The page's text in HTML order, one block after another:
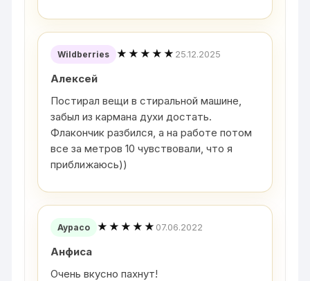
Wildberries ★★★★★ 25.12.2025
Алексей
Постирал вещи в стиральной машине,
забыл из кармана духи достать.
Флакончик разбился, а на работе потом
все за метров 10 чувствовали, что я
приближаюсь))
Аурасо ★★★★★ 07.06.2022
Анфиса
Очень вкусно пахнут!